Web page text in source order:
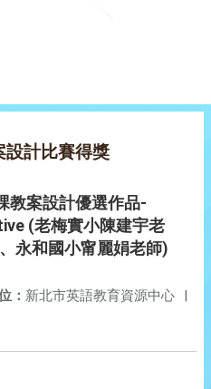
設計比賽得獎
教案設計優選作品-
(老梅實小陳建宇老
永和國小甯麗娟老師)
： 新北市英語教育資源中心 |